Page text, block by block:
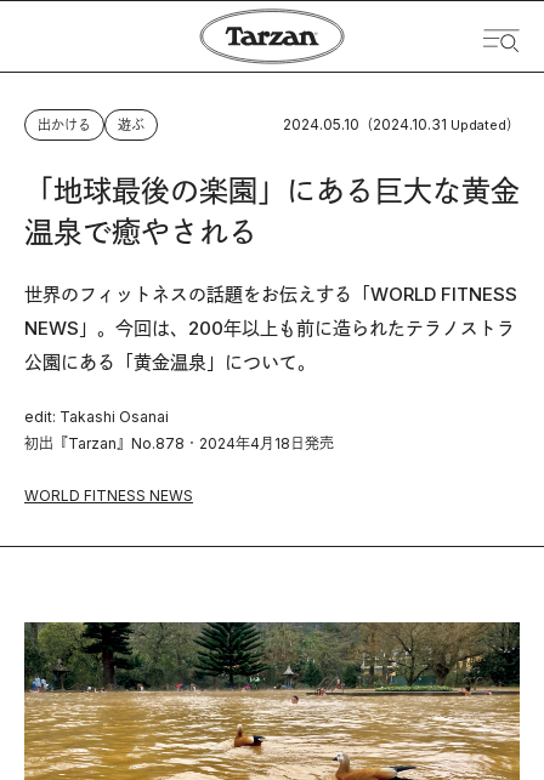
出かける 遊ぶ 2024.05.10 （2024.10.31 Updated）
「地球最後の楽園」にある巨大な黄金
温泉で癒やされる
世界のフィットネスの話題をお伝えする「WORLD FITNESS
NEWS」。今回は、200年以上も前に造られたテラノストラ
公園にある「黄金温泉」について。
edit: Takashi Osanai
初出『Tarzan』No.878・2024年4月18日発売
WORLD FITNESS NEWS